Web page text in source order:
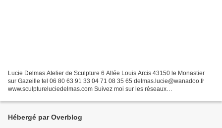
Lucie Delmas Atelier de Sculpture 6 Allée Louis Arcis 43150 le Monastier
sur Gazeille tel 06 80 63 91 33 04 71 08 35 65 delmas.lucie@wanadoo.fr
www.sculptureluciedelmas.com Suivez moi sur les réseaux
Hébergé par Overblog